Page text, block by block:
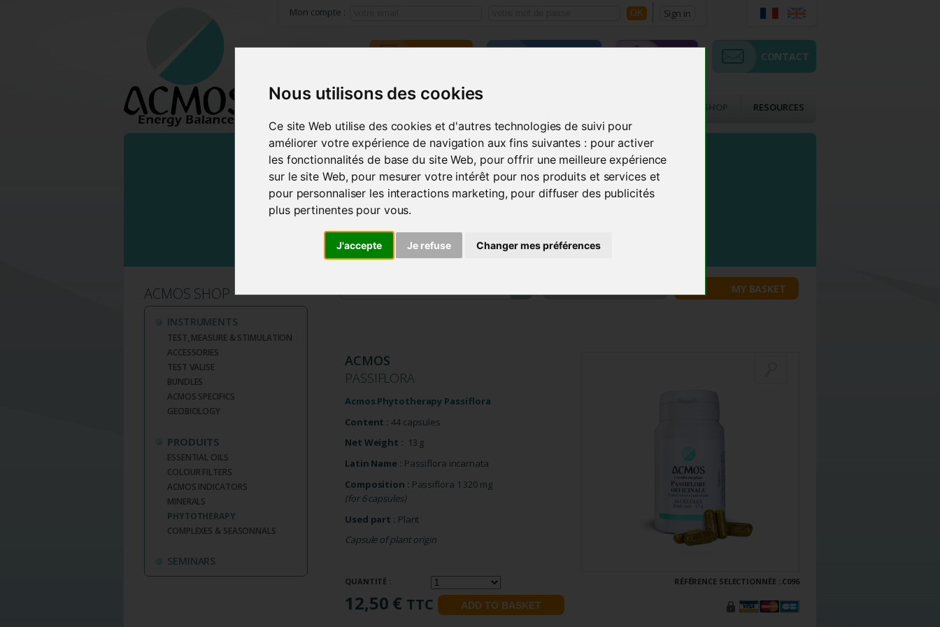
Nous utilisons des cookies
Ce site Web utilise des cookies et d'autres technologies de suivi pour
améliorer votre expérience de navigation aux fins suivantes : pour activer
les fonctionnalités de base du site Web, pour offrir une meilleure expérience
sur le site Web, pour mesurer votre intérêt pour nos produits et services et
pour personnaliser les interactions marketing, pour diffuser des publicités
plus pertinentes pour vous.
J'accepte Je refuse Changer mes préférences
Mon compte : OK Sign in
CONTACT
ACMOS SHOP RESOURCES
MY BASKET
ACMOS SHOP
INSTRUMENTS
TEST, MEASURE & STIMULATION
ACCESSORIES
TEST VALISE
BUNDLES
ACMOS SPECIFICS
GEOBIOLOGY
PRODUITS
ESSENTIAL OILS
COLOUR FILTERS
ACMOS INDICATORS
MINERALS
PHYTOTHERAPY
COMPLEXES & SEASONNALS
SEMINARS
ACMOS
PASSIFLORA
Acmos Phytotherapy Passiflora
Content : 44 capsules
Net Weight : 13 g
Latin Name : Passiflora incarnata
Composition : Passiflora 1 320 mg
(for 6 capsules)
Used part : Plant
Capsule of plant origin
RÉFÉRENCE SELECTIONNÉE : C096
QUANTITÉ :
12,50 € TTC